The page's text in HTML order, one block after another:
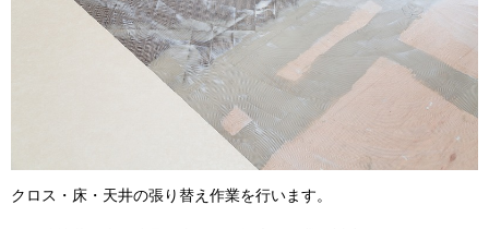
クロス・床・天井の張り替え作業を行います。